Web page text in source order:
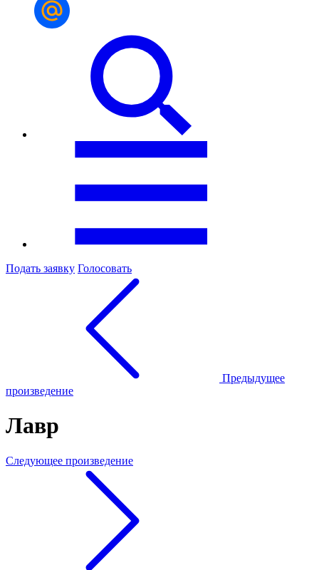
Подать заявку Голосовать
Предыдущее
произведение
Лавр
Следующее произведение